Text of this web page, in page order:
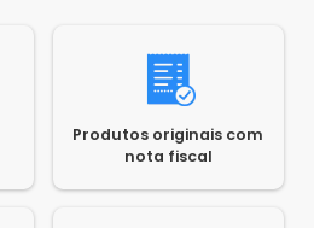
Produtos originais com
nota fiscal